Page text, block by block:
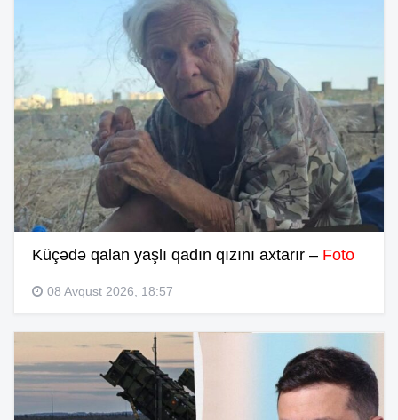
Küçədə qalan yaşlı qadın qızını axtarır – Foto
08 Avqust 2026, 18:57